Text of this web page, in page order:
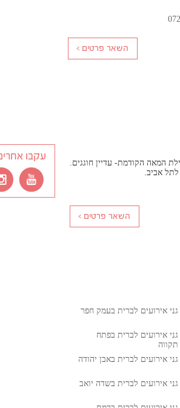
המאה הקודמת- עדיין חוגגים.
גני אירועים לברית בעמק חפר
גני אירועים לברית בפתח
תקווה
גני אירועים לברית באבן יהודה
גני אירועים לברית בשדה יואב
עקבו